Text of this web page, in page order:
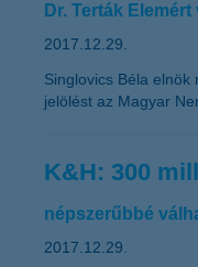
Dr. Terták
2017.12.29.
Singlovics Béla
jelölést az Magyar
K&H: 300
népszerűbbé
2017.12.29.